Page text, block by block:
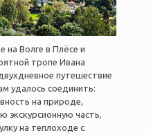
на Волге в Плёсе и
тропе Ивана
путешествие
удалось соединить:
на природе,
экскурсионную часть,
на теплоходе с